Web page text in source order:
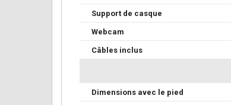
Support de casque
Webcam
Câbles inclus
Dimensions avec le pied